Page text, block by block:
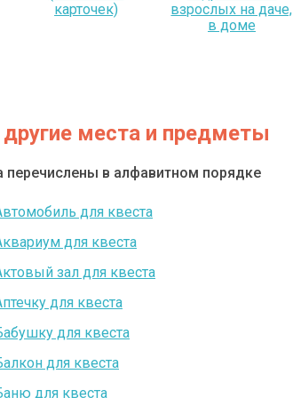
карточек)
взрослых на даче,
в доме
другие места и предметы
в алфавитном порядке
для квеста
для квеста
зал для квеста
для квеста
для квеста
для квеста
для квеста